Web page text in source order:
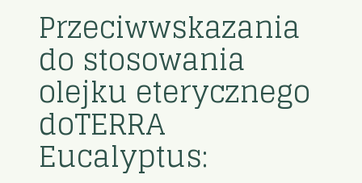
Przeciwwskazania
do stosowania
olejku eterycznego
doTERRA
Eucalyptus: